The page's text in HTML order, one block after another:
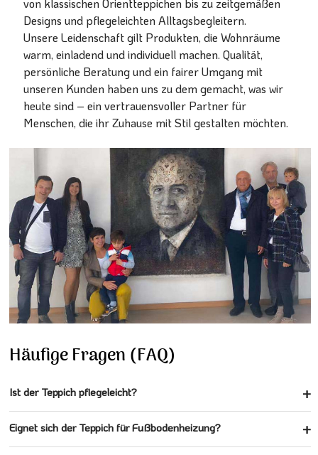
von klassischen Orientteppichen bis zu zeitgemäßen
Designs und pflegeleichten Alltagsbegleitern.
Unsere Leidenschaft gilt Produkten, die Wohnräume
warm, einladend und individuell machen. Qualität,
persönliche Beratung und ein fairer Umgang mit
unseren Kunden haben uns zu dem gemacht, was wir
heute sind – ein vertrauensvoller Partner für
Menschen, die ihr Zuhause mit Stil gestalten möchten.
Häufige Fragen (FAQ)
Ist der Teppich pflegeleicht?
Eignet sich der Teppich für Fußbodenheizung?